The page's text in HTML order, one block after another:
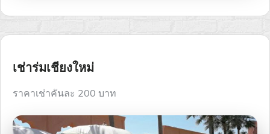
เช่าร่มเชียงใหม่
ราคาเช่าคันละ 200 บาท